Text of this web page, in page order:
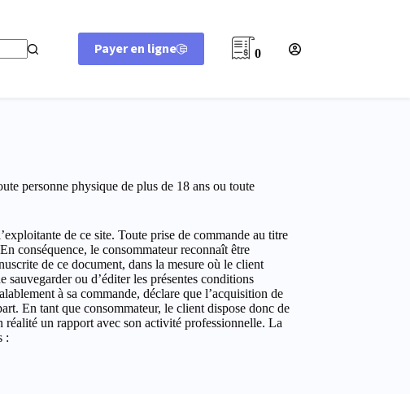
Payer en ligne 0
personne physique de plus de 18 ans ou toute
de ce site. Toute prise de commande au titre
conséquence, le consommateur reconnaît être
de ce document, dans la mesure où le client
ou d’éditer les présentes conditions
à sa commande, déclare que l’acquisition de
En tant que consommateur, le client dispose donc de
réalité un rapport avec son activité professionnelle. La
: